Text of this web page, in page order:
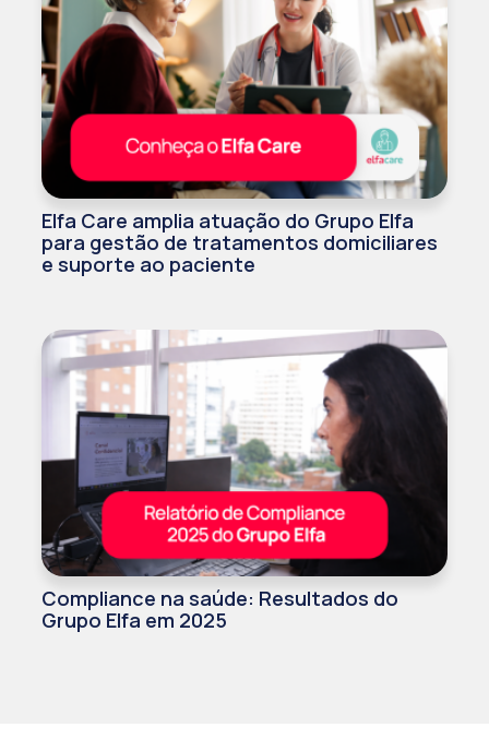
Elfa Care amplia atuação do Grupo Elfa
para gestão de tratamentos domiciliares
e suporte ao paciente
Compliance na saúde: Resultados do
Grupo Elfa em 2025